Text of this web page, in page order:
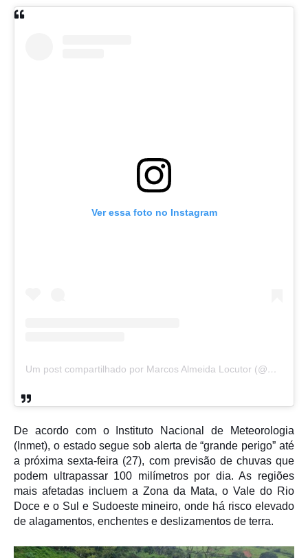
Ver essa foto no Instagram
Um post compartilhado por Marcos Almeida Locutor (@marcoslocutorbahia)
De acordo com o
Instituto Nacional de Meteorologia
(Inmet), o estado segue sob alerta de “grande perigo” até
a próxima sexta-feira (27), com previsão de chuvas que
podem ultrapassar 100 milímetros por dia. As regiões
mais afetadas incluem a Zona da Mata, o Vale do Rio
Doce e o Sul e Sudoeste mineiro, onde há risco elevado
de alagamentos, enchentes e deslizamentos de terra.